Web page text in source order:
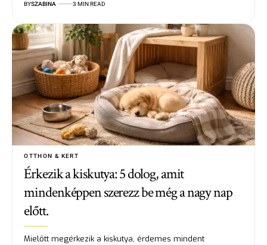
BYSZABINA 3 MIN READ
OTTHON & KERT
Érkezik a kiskutya: 5 dolog, amit
mindenképpen szerezz be még a nagy nap
előtt.
Mielőtt megérkezik a kiskutya, érdemes mindent